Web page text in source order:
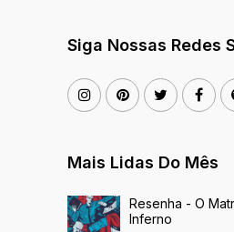
Siga Nossas Redes
Mais Lidas Do Mês
Resenha - O
Inferno